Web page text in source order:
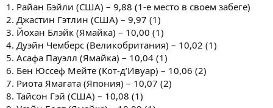
1. Райан Бэйли (США) – 9,88 (1-е место в своем забеге)
2. Джастин Гэтлин (США) – 9,97 (1)
3. Йохан Блэйк (Ямайка) – 10,00 (1)
4. Дуэйн Чемберс (Великобритания) – 10,02 (1)
5. Асафа Пауэлл (Ямайка) – 10,04 (1)
6. Бен Юссеф Мейте (Кот-д’Ивуар) – 10,06 (2)
7. Риота Ямагата (Япония) – 10,07 (2)
8. Тайсон Гэй (США) – 10,08 (1)